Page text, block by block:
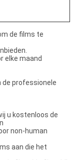
de films te
elke maand
de professionele
u kostenloos de
non-human
aan die het